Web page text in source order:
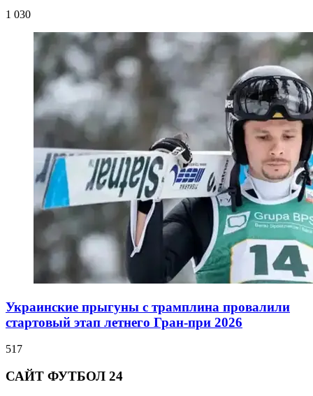
1 030
Украинские прыгуны с трамплина провалили
стартовый этап летнего Гран-при 2026
517
САЙТ ФУТБОЛ 24